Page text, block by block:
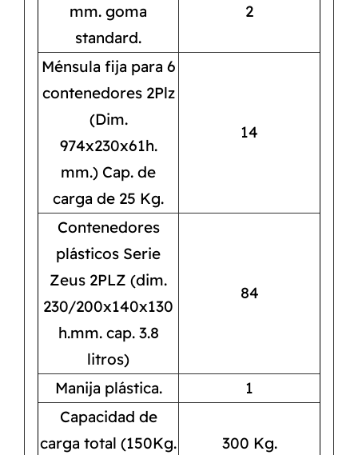
mm. goma
standard.
2
Ménsula fija para 6
contenedores 2Plz
(Dim.
974x230x61h.
mm.) Cap. de
carga de 25 Kg.
14
Contenedores
plásticos Serie
Zeus 2PLZ (dim.
230/200x140x130
h.mm. cap. 3.8
litros)
84
Manija plástica.
1
Capacidad de
carga total (150Kg.
300 Kg.